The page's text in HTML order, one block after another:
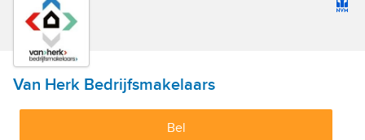
Van Herk Bedrijfsmakelaars
Bel